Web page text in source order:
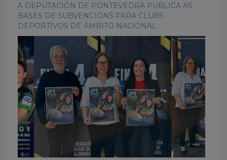
A DEPUTACIÓN DE PONTEVEDRA PUBLICA AS
BASES DE SUBVENCIÓNS PARA CLUBS
DEPORTIVOS DE ÁMBITO NACIONAL